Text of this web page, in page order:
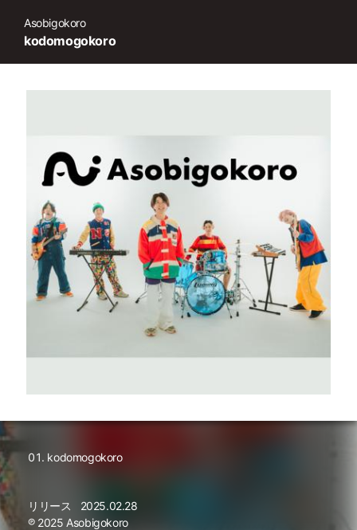
kodomogokoro
Asobigokoro
kodomogokoro
リリース
2025.02.28
℗ 2025 Asobigokoro